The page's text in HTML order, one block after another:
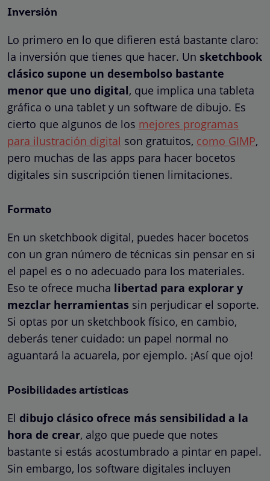
Inversión
Lo primero en lo que difieren está bastante claro:
la inversión que tienes que hacer. Un sketchbook
clásico supone un desembolso bastante
menor que uno digital, que implica una tableta
gráfica o una tablet y un software de dibujo. Es
cierto que algunos de los mejores programas
para ilustración digital son gratuitos, como GIMP,
pero muchas de las apps para hacer bocetos
digitales sin suscripción tienen limitaciones.
Formato
En un sketchbook digital, puedes hacer bocetos
con un gran número de técnicas sin pensar en si
el papel es o no adecuado para los materiales.
Eso te ofrece mucha libertad para explorar y
mezclar herramientas sin perjudicar el soporte.
Si optas por un sketchbook físico, en cambio,
deberás tener cuidado: un papel normal no
aguantará la acuarela, por ejemplo. ¡Así que ojo!
Posibilidades artísticas
El dibujo clásico ofrece más sensibilidad a la
hora de crear, algo que puede que notes
bastante si estás acostumbrado a pintar en papel.
Sin embargo, los software digitales incluyen